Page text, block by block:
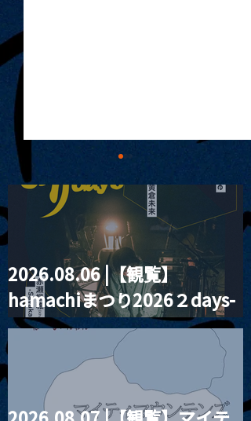
2026.08.01 |【観覧】
昼）福永しおり生誕祭
2026 ★夏ギャル★
2026.08.06 |【観覧】
hamachiまつり2026２days-
月見ル君想フ編②